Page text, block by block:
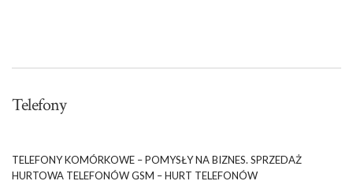
Telefony
TELEFONY KOMÓRKOWE – POMYSŁY NA BIZNES. SPRZEDAŻ
HURTOWA TELEFONÓW GSM – HURT TELEFONÓW